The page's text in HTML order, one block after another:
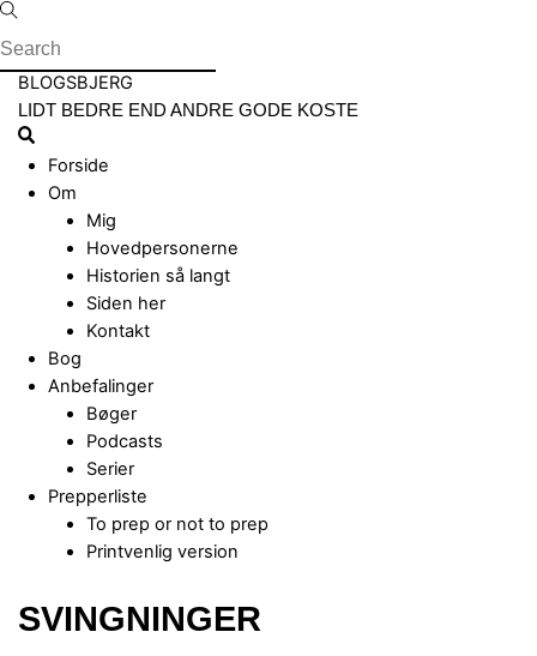
Skip
to
content
Menu
BLOGSBJERG
LIDT BEDRE END ANDRE GODE KOSTE
Search
Forside
Om
Mig
Hovedpersonerne
Historien så langt
Siden her
Kontakt
Bog
Anbefalinger
Bøger
Podcasts
Serier
Prepperliste
To prep or not to prep
Printvenlig version
Close
Menu
SVINGNINGER